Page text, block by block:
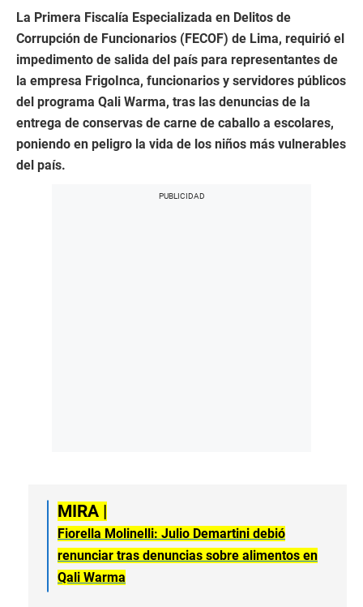
La Primera Fiscalía Especializada en Delitos de
Corrupción de Funcionarios (FECOF) de Lima, requirió el
impedimento de salida del país para representantes de
la empresa FrigoInca, funcionarios y servidores públicos
del programa Qali Warma, tras las denuncias de la
entrega de conservas de carne de caballo a escolares,
poniendo en peligro la vida de los niños más vulnerables
del país.
MIRA |
Fiorella Molinelli: Julio Demartini debió
renunciar tras denuncias sobre alimentos en
Qali Warma